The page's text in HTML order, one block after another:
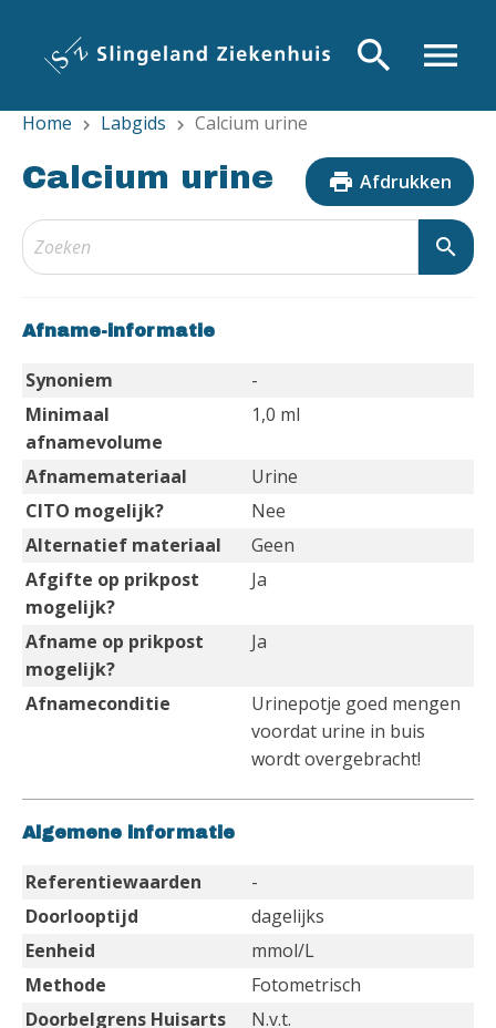
inhoud
menu
search
Home chevron_right Labgids chevron_right Calcium urine
Calcium urine print Afdrukken
search
Afname-informatie
Synoniem
-
Minimaal
afnamevolume
1,0 ml
Afnamemateriaal
Urine
CITO mogelijk?
Nee
Alternatief materiaal
Geen
Afgifte op prikpost
mogelijk?
Ja
Afname op prikpost
mogelijk?
Ja
Afnameconditie
Urinepotje goed mengen
voordat urine in buis
wordt overgebracht!
Algemene informatie
Referentiewaarden
-
Doorlooptijd
dagelijks
Eenheid
mmol/L
Methode
Fotometrisch
Doorbelgrens Huisarts
N.v.t.